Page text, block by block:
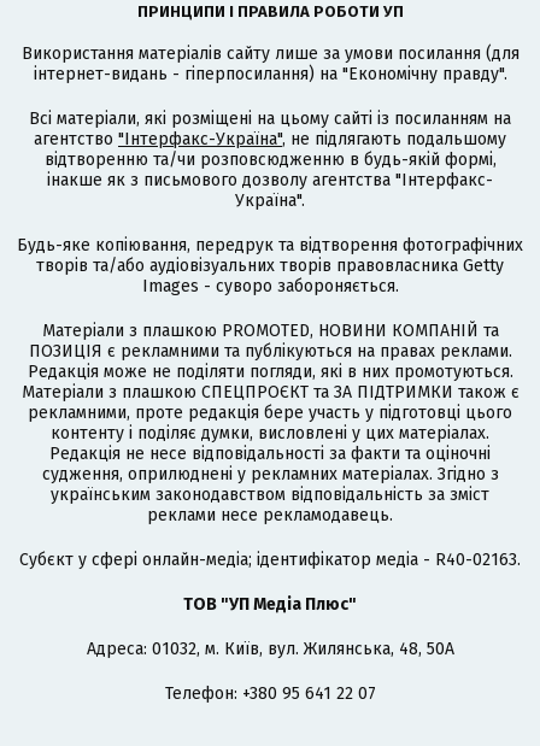
ПРИНЦИПИ І ПРАВИЛА РОБОТИ УП
Використання матеріалів сайту лише за умови посилання (для
інтернет-видань - гіперпосилання) на "Економічну правду".
Всі матеріали, які розміщені на цьому сайті із посиланням на
агентство "Інтерфакс-Україна", не підлягають подальшому
відтворенню та/чи розповсюдженню в будь-якій формі,
інакше як з письмового дозволу агентства "Інтерфакс-
Україна".
Будь-яке копіювання, передрук та відтворення фотографічних
творів та/або аудіовізуальних творів правовласника Getty
Images - суворо забороняється.
Матеріали з плашкою PROMOTED, НОВИНИ КОМПАНІЙ та
ПОЗИЦІЯ є рекламними та публікуються на правах реклами.
Редакція може не поділяти погляди, які в них промотуються.
Матеріали з плашкою СПЕЦПРОЄКТ та ЗА ПІДТРИМКИ також є
рекламними, проте редакція бере участь у підготовці цього
контенту і поділяє думки, висловлені у цих матеріалах.
Редакція не несе відповідальності за факти та оціночні
судження, оприлюднені у рекламних матеріалах. Згідно з
українським законодавством відповідальність за зміст
реклами несе рекламодавець.
Cубєкт у сфері онлайн-медіа; ідентифікатор медіа - R40-02163.
ТОВ "УП Медіа Плюс"
Адреса: 01032, м. Київ, вул. Жилянська, 48, 50А
Телефон: +380 95 641 22 07